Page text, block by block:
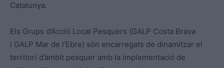
Catalunya.
Els Grups d’Acció Local Pesquers (GALP Costa Brava
i GALP Mar de l’Ebre) són encarregats de dinamitzar el
territori d’àmbit pesquer amb la implementació de